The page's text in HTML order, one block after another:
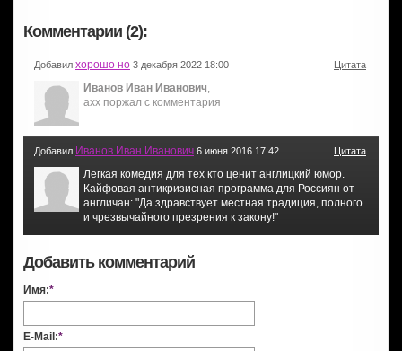
Комментарии (2):
Добавил хорошо но 3 декабря 2022 18:00 Цитата
Иванов Иван Иванович,
ахх поржал с комментария
Добавил Иванов Иван Иванович 6 июня 2016 17:42 Цитата
Легкая комедия для тех кто ценит англицкий юмор.
Кайфовая антикризисная программа для Россиян от
англичан: "Да здравствует местная традиция, полного
и чрезвычайного презрения к закону!"
Добавить комментарий
Имя:*
E-Mail:*